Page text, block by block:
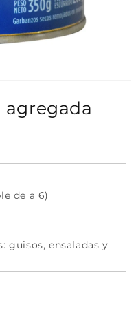
agregada
de a 6)
guisos, ensaladas y